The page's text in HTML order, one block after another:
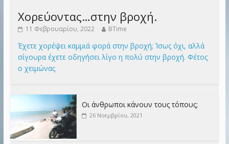
Χορεύοντας…στην βροχή.
11 Φεβρουαρίου, 2022 BTime
Έχετε χορέψει καμμιά φορά στην βροχή; Ίσως όχι, αλλά
σίγουρα έχετε οδηγήσει λίγο η πολύ στην βροχή. Φέτος
ο χειμώνας
Οι άνθρωποι κάνουν τους τόπους;
26 Νοεμβρίου, 2021